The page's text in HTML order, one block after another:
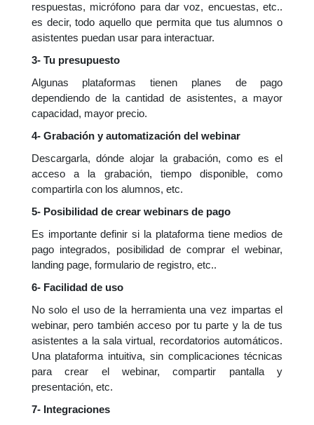
respuestas, micrófono para dar voz, encuestas, etc..
es decir, todo aquello que permita que tus alumnos o
asistentes puedan usar para interactuar.
3- Tu presupuesto
Algunas plataformas tienen planes de pago
dependiendo de la cantidad de asistentes, a mayor
capacidad, mayor precio.
4- Grabación y automatización del webinar
Descargarla, dónde alojar la grabación, como es el
acceso a la grabación, tiempo disponible, como
compartirla con los alumnos, etc.
5- Posibilidad de crear webinars de pago
Es importante definir si la plataforma tiene medios de
pago integrados, posibilidad de comprar el webinar,
landing page, formulario de registro, etc..
6- Facilidad de uso
No solo el uso de la herramienta una vez impartas el
webinar, pero también acceso por tu parte y la de tus
asistentes a la sala virtual, recordatorios automáticos.
Una plataforma intuitiva, sin complicaciones técnicas
para crear el webinar, compartir pantalla y
presentación, etc.
7- Integraciones